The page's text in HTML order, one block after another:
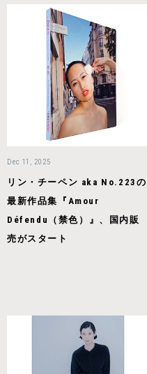
Dec 11, 2025
リン・チーペン aka No.223の
最新作品集『Amour
Défendu（禁色）』、国内販
売がスタート